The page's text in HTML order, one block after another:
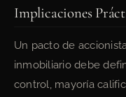
Implicaciones
Un pacto de
inmobiliario debe
control, mayoría